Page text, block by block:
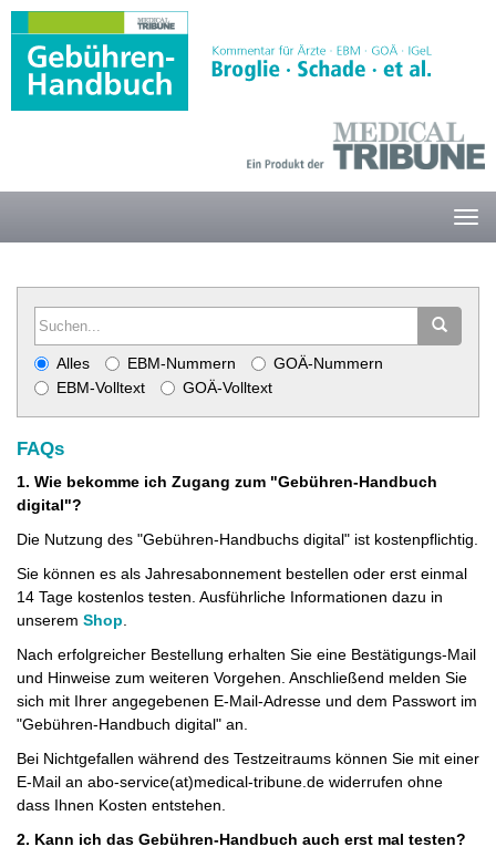
Alles EBM-Nummern
GOÄ-Nummern
EBM-Volltext
GOÄ-Volltext
FAQs
1. Wie bekomme ich Zugang zum "Gebühren-Handbuch
digital"?
Die Nutzung des "Gebühren-Handbuchs digital" ist kostenpflichtig.
Sie können es als Jahresabonnement bestellen oder erst einmal
14 Tage kostenlos testen. Ausführliche Informationen dazu in
unserem Shop
Nach erfolgreicher Bestellung erhalten Sie eine Bestätigungs-Mail
und Hinweise zum weiteren Vorgehen. Anschließend melden Sie
sich mit Ihrer angegebenen E-Mail-Adresse und dem Passwort im
"Gebühren-Handbuch digital" an.
Bei Nichtgefallen während des Testzeitraums können Sie mit einer
E-Mail an abo-service(at)medical-tribune.de widerrufen ohne
dass Ihnen Kosten entstehen.
2. Kann ich das Gebühren-Handbuch auch erst mal testen?